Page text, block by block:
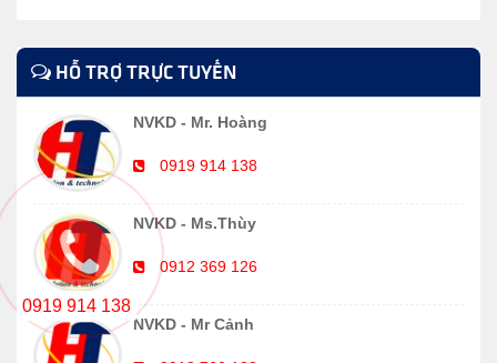
HỖ TRỢ TRỰC TUYẾN
NVKD - Mr. Hoàng
0919 914 138
NVKD - Ms.Thùy
0912 369 126
NVKD - Mr Cảnh
0919 914 138